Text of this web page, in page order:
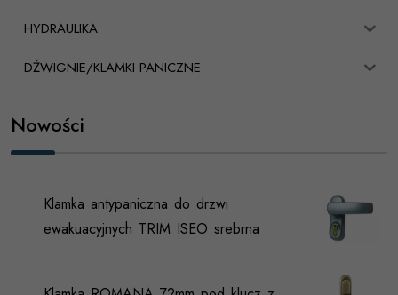
HYDRAULIKA
DŹWIGNIE/KLAMKI PANICZNE
Nowości
Klamka antypaniczna do drzwi
ewakuacyjnych TRIM ISEO srebrna